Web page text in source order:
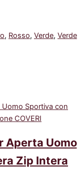
, Rosso, Verde, Verde
Aperta Uomo
Zip Intera